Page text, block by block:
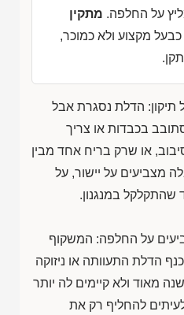
על החלפה. מתקין
מקצוע ולא כמוכר,
תיקון: הדלת נסגרת אבל
בכבדות או צריך
או שרק בריח אחד מבין
מצביעים על יישור, על
שהתקלקל במנגנון.
על החלפה: המשקוף
הדלת התעוותה או ניזוקה
מאוד ולא קיימים לה יותר
להחליף רק את